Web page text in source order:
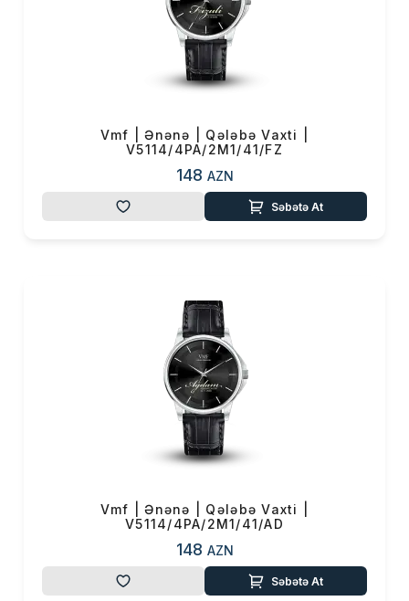
Vmf | Ənənə | Qələbə Vaxti |
V5114/4PA/2M1/41/FZ
148 AZN
Səbətə At
Vmf | Ənənə | Qələbə Vaxti |
V5114/4PA/2M1/41/AD
148 AZN
Səbətə At